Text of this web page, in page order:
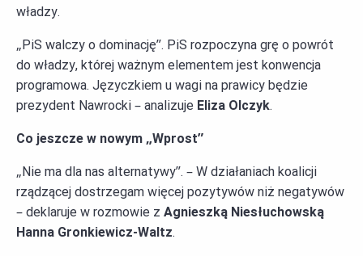
władzy.
„PiS walczy o dominację”. PiS rozpoczyna grę o powrót
do władzy, której ważnym elementem jest konwencja
programowa. Języczkiem u wagi na prawicy będzie
prezydent Nawrocki – analizuje Eliza Olczyk.
Co jeszcze w nowym „Wprost”
„Nie ma dla nas alternatywy”. – W działaniach koalicji
rządzącej dostrzegam więcej pozytywów niż negatywów
– deklaruje w rozmowie z Agnieszką Niesłuchowską
Hanna Gronkiewicz-Waltz.